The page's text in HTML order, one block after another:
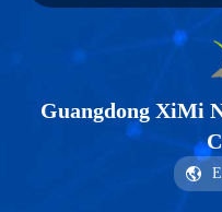
Guangdong XiMi